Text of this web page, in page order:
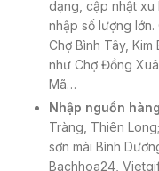
dạng, cập nhật xu
nhập số lượng lớn.
Chợ Bình Tây,
như Chợ Đồng
Mã…
Nhập nguồn
Tràng, Thiên
sơn mài Bình
Bachhoa24,